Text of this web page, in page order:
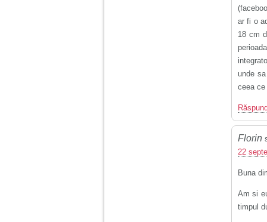
ar fi o
18 cm
unde
ceea
Florin
22
Buna
Am si
timpul